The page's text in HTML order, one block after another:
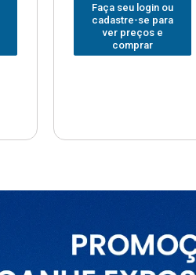
Faça seu login ou
cadastre-se para
ver preços e
comprar